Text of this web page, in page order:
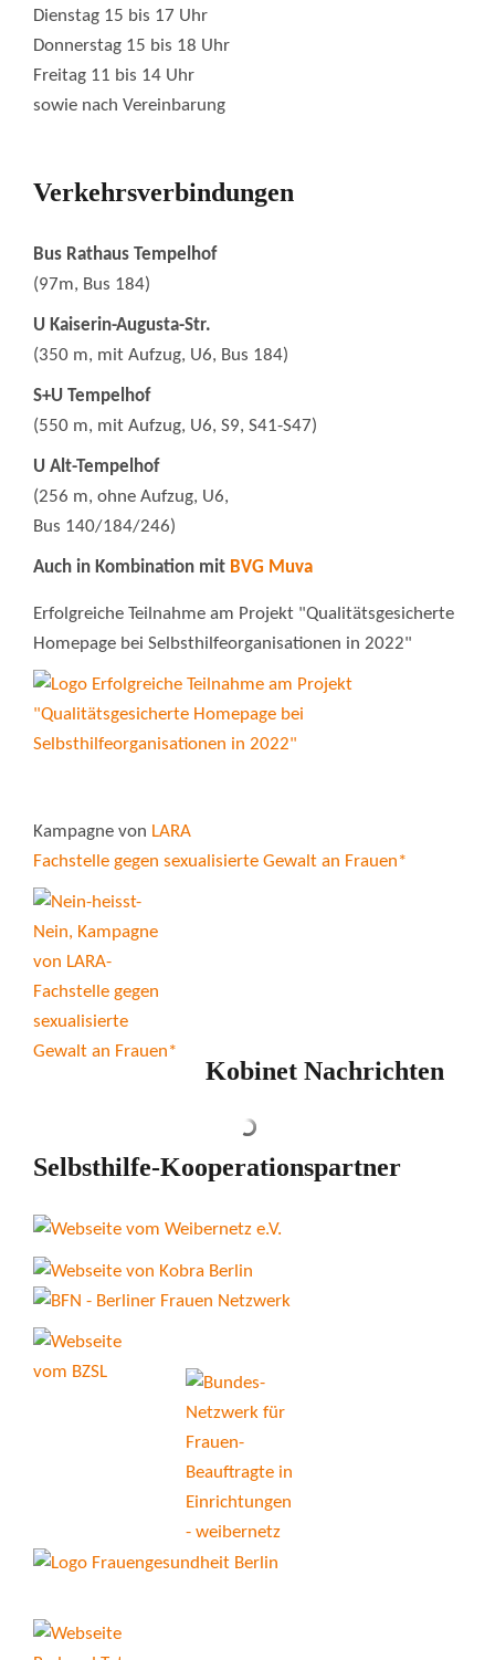
Dienstag 15 bis 17 Uhr
Donnerstag 15 bis 18 Uhr
Freitag 11 bis 14 Uhr
sowie nach Vereinbarung
Verkehrsverbindungen
Bus Rathaus Tempelhof
(97m, Bus 184)
U Kaiserin-Augusta-Str.
(350 m, mit Aufzug, U6, Bus 184)
S+U Tempelhof
(550 m, mit Aufzug, U6, S9, S41-S47)
U Alt-Tempelhof
(256 m, ohne Aufzug, U6,
Bus 140/184/246)
Auch in Kombination mit BVG Muva
Erfolgreiche Teilnahme am Projekt "Qualitätsgesicherte
Homepage bei Selbsthilfeorganisationen in 2022"
Kampagne von LARA
Fachstelle gegen sexualisierte Gewalt an Frauen*
Kobinet Nachrichten
Selbsthilfe-Kooperationspartner